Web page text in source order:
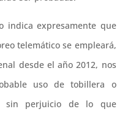
indica expresamente que
telemático se empleará,
desde el año 2012, nos
uso de tobillera o
sin perjuicio de lo que